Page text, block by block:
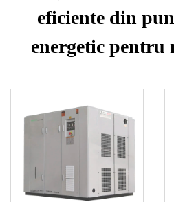
eficiente din
energetic pentru